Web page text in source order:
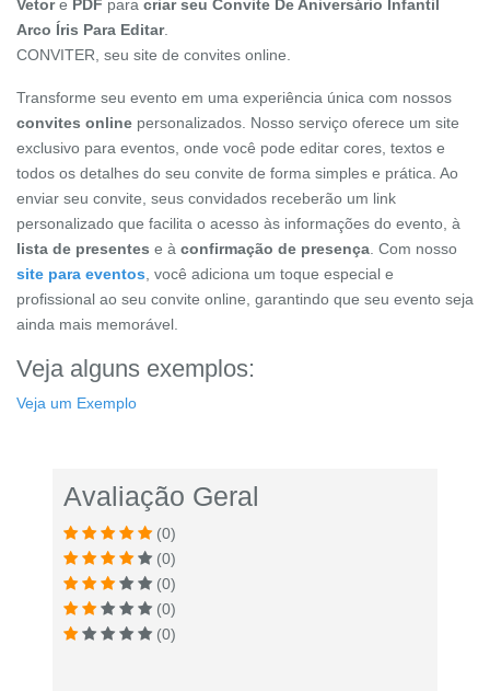
Vetore PDF para criar seu Convite De Aniversário Infantil
Arco Íris Para Editar.
CONVITER, seu site de convites online.
Transforme seu evento em uma experiência única com nossos
convites online personalizados. Nosso serviço oferece um site
exclusivo para eventos, onde você pode editar cores, textos e
todos os detalhes do seu convite de forma simples e prática. Ao
enviar seu convite, seus convidados receberão um link
personalizado que facilita o acesso às informações do evento, à
lista de presentes e à confirmação de presença . Com nosso
site para eventos , você adiciona um toque especial e
profissional ao seu convite online, garantindo que seu evento seja
ainda mais memorável.
Veja alguns exemplos:
Veja um Exemplo
Avaliação Geral
(0)
(0)
(0)
(0)
(0)